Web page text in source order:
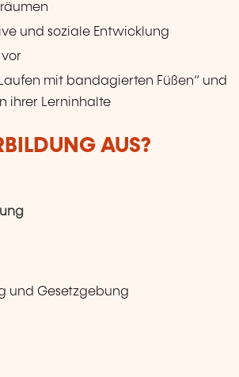
und soziale Entwicklung
mit bandagierten Füßen“ und
ihrer Lerninhalte
AUS?
und Gesetzgebung